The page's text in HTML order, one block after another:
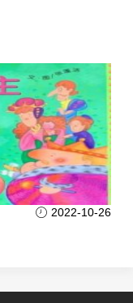
2022-10-26